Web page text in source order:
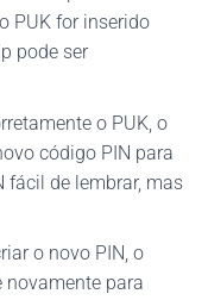
PUK for inserido
pode ser
o PUK, o
código PIN para
fácil de lembrar, mas
o novo PIN, o
para